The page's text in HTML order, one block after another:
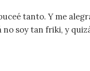
tanto. Y me
no soy tan friki, y